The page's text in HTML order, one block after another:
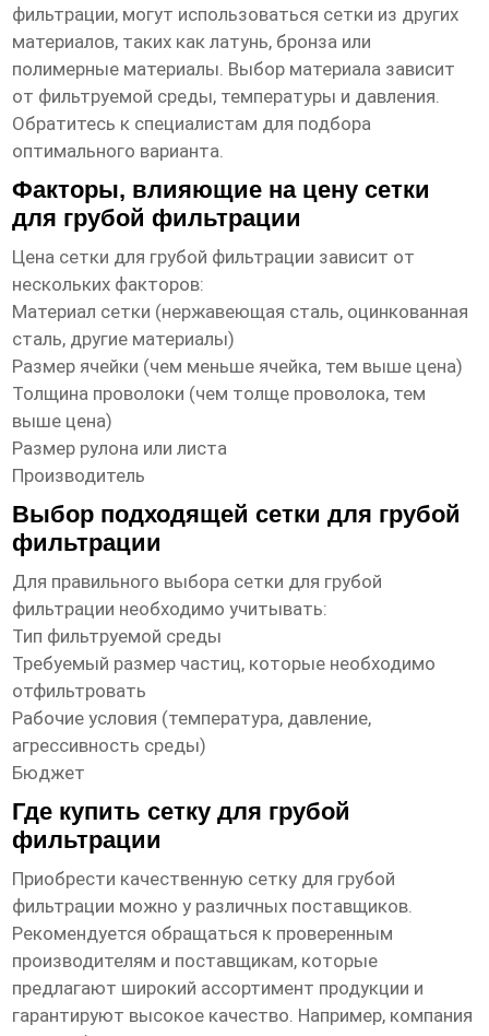
фильтрации, могут использоваться сетки из других
материалов, таких как латунь, бронза или
полимерные материалы. Выбор материала зависит
от фильтруемой среды, температуры и давления.
Обратитесь к специалистам для подбора
оптимального варианта.
Факторы, влияющие на цену сетки
для грубой фильтрации
Цена сетки для грубой фильтрации зависит от
нескольких факторов:
Материал сетки (нержавеющая сталь, оцинкованная
сталь, другие материалы)
Размер ячейки (чем меньше ячейка, тем выше цена)
Толщина проволоки (чем толще проволока, тем
выше цена)
Размер рулона или листа
Производитель
Выбор подходящей сетки для грубой
фильтрации
Для правильного выбора сетки для грубой
фильтрации необходимо учитывать:
Тип фильтруемой среды
Требуемый размер частиц, которые необходимо
отфильтровать
Рабочие условия (температура, давление,
агрессивность среды)
Бюджет
Где купить сетку для грубой
фильтрации
Приобрести качественную сетку для грубой
фильтрации можно у различных поставщиков.
Рекомендуется обращаться к проверенным
производителям и поставщикам, которые
предлагают широкий ассортимент продукции и
гарантируют высокое качество. Например, компания